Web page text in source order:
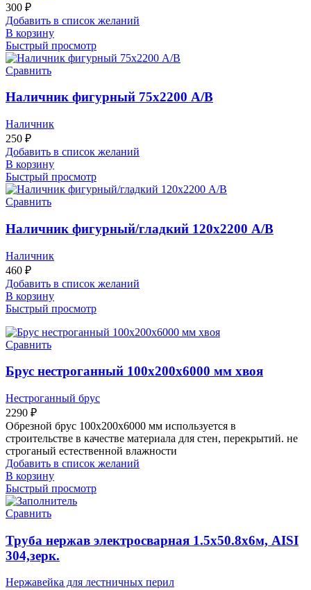
300 ₽
Добавить в список желаний
В корзину
Быстрый просмотр
Сравнить
Наличник фигурный 75х2200 А/В
Наличник
250 ₽
Добавить в список желаний
В корзину
Быстрый просмотр
Сравнить
Наличник фигурный/гладкий 120х2200 А/В
Наличник
460 ₽
Добавить в список желаний
В корзину
Быстрый просмотр
Сравнить
Брус нестроганный 100х200х6000 мм хвоя
Нестроганный брус
2290 ₽
Обрезной брус 100х200х6000 мм используется в
строительстве в качестве материала для стен, перекрытий. не
строганый естественной влажности
Добавить в список желаний
В корзину
Быстрый просмотр
Сравнить
Труба нержав электросварная 1.5х50.8х6м, AISI
304,зерк.
Нержавейка для лестничных перил